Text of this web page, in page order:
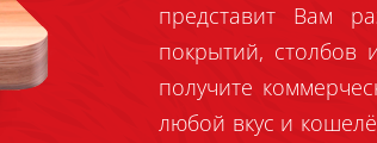
представит Вам
покрытий, столбов
получите
любой вкус и